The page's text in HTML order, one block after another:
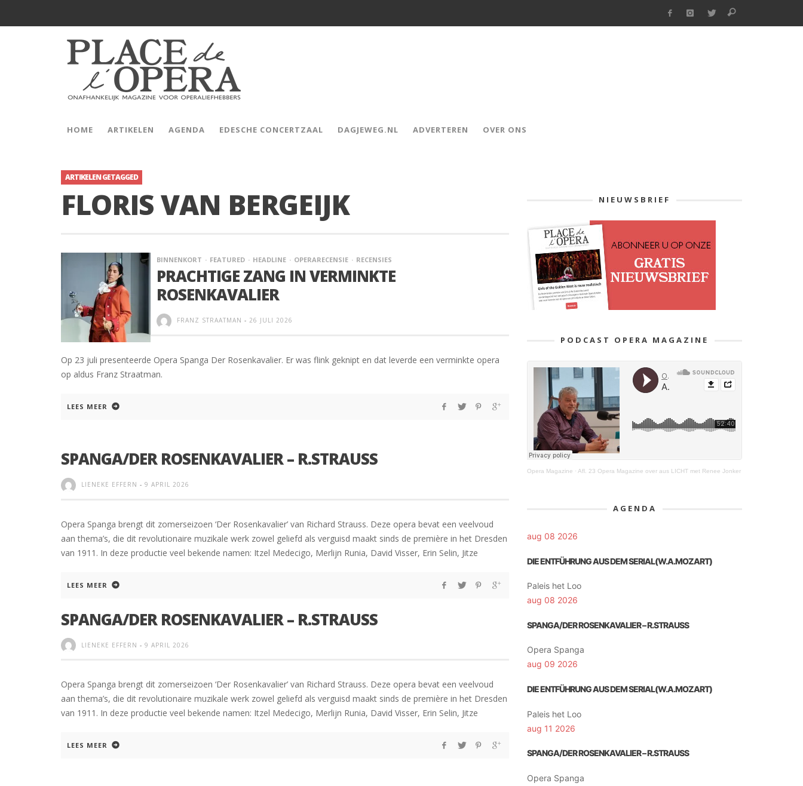
HOME ARTIKELEN AGENDA EDESCHE CONCERTZAAL DAGJEWEG.NL ADVERTEREN OVER ONS
ARTIKELEN GETAGGED
FLORIS VAN BERGEIJK
BINNENKORT FEATURED HEADLINE OPERARECENSIE RECENSIES
PRACHTIGE ZANG IN VERMINKTE
ROSENKAVALIER
FRANZ STRAATMAN - 26 JULI 2026
Op 23 juli presenteerde Opera Spanga Der Rosenkavalier. Er was flink geknipt en dat leverde een verminkte opera
op aldus Franz Straatman.
LEES MEER
SPANGA/DER ROSENKAVALIER – R.STRAUSS
LIENEKE EFFERN - 9 APRIL 2026
Opera Spanga brengt dit zomerseizoen ‘Der Rosenkavalier’ van Richard Strauss. Deze opera bevat een veelvoud
aan thema’s, die dit revolutionaire muzikale werk zowel geliefd als verguisd maakt sinds de première in het Dresden
van 1911. In deze productie veel bekende namen: Itzel Medecigo, Merlijn Runia, David Visser, Erin Selin, Jitze
LEES MEER
SPANGA/DER ROSENKAVALIER – R.STRAUSS
LIENEKE EFFERN - 9 APRIL 2026
Opera Spanga brengt dit zomerseizoen ‘Der Rosenkavalier’ van Richard Strauss. Deze opera bevat een veelvoud
aan thema’s, die dit revolutionaire muzikale werk zowel geliefd als verguisd maakt sinds de première in het Dresden
van 1911. In deze productie veel bekende namen: Itzel Medecigo, Merlijn Runia, David Visser, Erin Selin, Jitze
LEES MEER
NIEUWSBRIEF
PODCAST OPERA MAGAZINE
Opera Magazine · Afl. 23 Opera Magazine over aus LICHT met Renee Jonker
AGENDA
aug 08 2026
DIE ENTFÜHRUNG AUS DEM SERIAL(W.A.MOZART)
Paleis het Loo
aug 08 2026
SPANGA/DER ROSENKAVALIER – R.STRAUSS
Opera Spanga
aug 09 2026
DIE ENTFÜHRUNG AUS DEM SERIAL(W.A.MOZART)
Paleis het Loo
aug 11 2026
SPANGA/DER ROSENKAVALIER – R.STRAUSS
Opera Spanga